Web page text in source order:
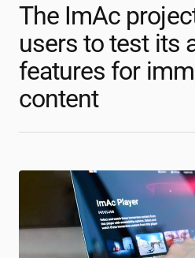
The ImAc
users to test its
features for
content